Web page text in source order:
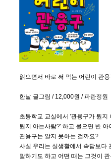
읽으면서 바로 써 먹는 어린이 관
한날 글그림 / 12,000원 / 파란정원
초등학교 교실에서 '관용구가 뭔
뭔지 아는사람?' 하고 물으면 반
관용구는 알지 못하는 걸까요?
사실 우리는 실생활에서 속담보다
말하기도 하고 어떤 때는 그것이